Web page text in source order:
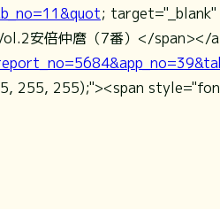
;
安倍仲麿（7番）</span></
255, 255);"><span